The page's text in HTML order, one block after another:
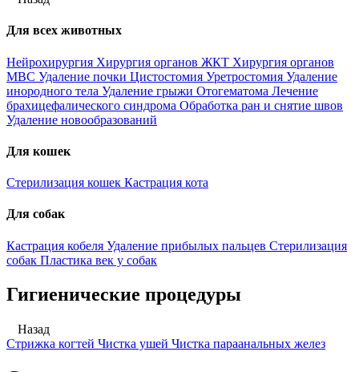
Для всех животных
Нейрохирургия Хирургия органов ЖКТ Хирургия органов
МВС Удаление почки Цистостомия Уретростомия Удаление
инородного тела Удаление грыжи Отогематома Лечение
брахицефалического синдрома Обработка ран и снятие швов
Удаление новообразований
Для кошек
Стерилизация кошек Кастрация кота
Для собак
Кастрация кобеля Удаление прибылых пальцев Стерилизация
собак Пластика век у собак
Гигиенические процедуры
Назад
Стрижка когтей Чистка ушей Чистка параанальных желез